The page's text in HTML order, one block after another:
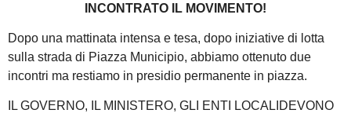
INCONTRATO IL MOVIMENTO!
Dopo una mattinata intensa e tesa, dopo iniziative di lotta
sulla strada di Piazza Municipio, abbiamo ottenuto due
incontri ma restiamo in presidio permanente in piazza.
IL GOVERNO, IL MINISTERO, GLI ENTI LOCALIDEVONO